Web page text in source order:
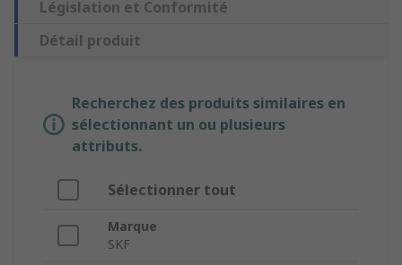
Législation et Conformité
Détail produit
Recherchez des produits similaires en
sélectionnant un ou plusieurs
attributs.
Sélectionner tout
Marque
SKF